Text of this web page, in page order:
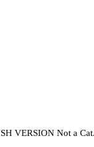
VERSION Not a